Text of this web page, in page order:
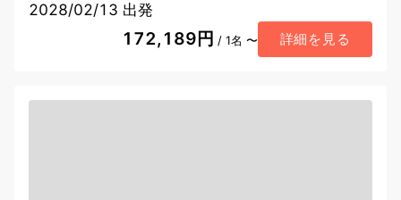
2028/02/13 出発
172,189円 / 1名 〜 詳細を見る